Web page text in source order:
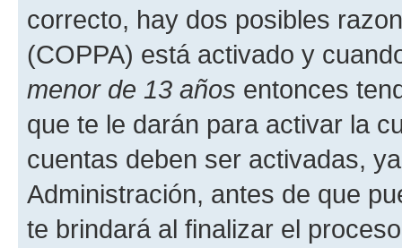
correcto, hay dos posibles
(COPPA) está activado y
menor de 13 años entonces
que te le darán para activar la
cuentas deben ser activadas,
Administración, antes de que
te brindará al finalizar el